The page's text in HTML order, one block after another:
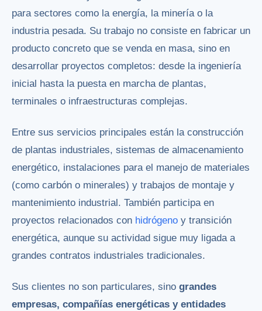
para sectores como la energía, la minería o la
industria pesada. Su trabajo no consiste en fabricar un
producto concreto que se venda en masa, sino en
desarrollar proyectos completos: desde la ingeniería
inicial hasta la puesta en marcha de plantas,
terminales o infraestructuras complejas.
Entre sus servicios principales están la construcción
de plantas industriales, sistemas de almacenamiento
energético, instalaciones para el manejo de materiales
(como carbón o minerales) y trabajos de montaje y
mantenimiento industrial. También participa en
proyectos relacionados con hidrógeno y transición
energética, aunque su actividad sigue muy ligada a
grandes contratos industriales tradicionales.
Sus clientes no son particulares, sino grandes
empresas, compañías energéticas y entidades